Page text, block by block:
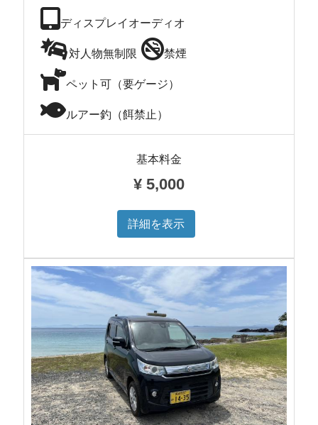
ディスプレイオーディオ
対人物無制限 禁煙
ペット可（要ゲージ）
ルアー釣（餌禁止）
基本料金
¥ 5,000
詳細を表示